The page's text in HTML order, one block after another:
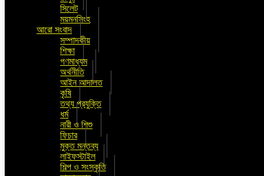
সিলেট
ময়মনসিংহ
আরো সংবাদ
সম্পাদকীয়
শিক্ষা
গণমাধ্যম
অর্থনীতি
আইন আদালত
কৃষি
তথ্য প্রযুক্তি
ধর্ম
নারী ও শিশু
ফিচার
মুক্ত মন্তব্য
লাইফস্টাইল
শিল্প ও সংস্কৃতি